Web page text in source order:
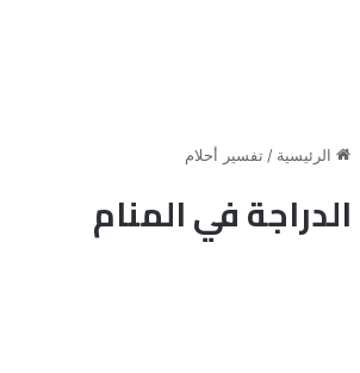
الرئيسية / تفسير أحلام
في المنام